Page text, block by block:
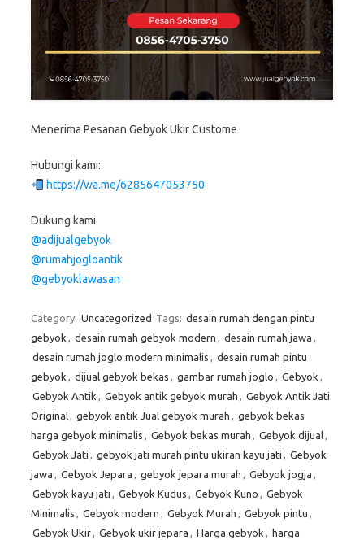
Menerima Pesanan Gebyok Ukir Custome
Hubungi kami:
https://wa.me/6285647053750
Dukung kami
@adijualgebyok
@rumahjogloantik
@gebyoklawasan
Category: Uncategorized Tags: desain rumah dengan pintu
gebyok , desain rumah gebyok modern , desain rumah jawa ,
desain rumah joglo modern minimalis , desain rumah pintu
gebyok , dijual gebyok bekas , gambar rumah joglo , Gebyok ,
Gebyok Antik , Gebyok antik gebyok murah , Gebyok Antik Jati
Original, gebyok antik Jual gebyok murah , gebyok bekas
harga gebyok minimalis , Gebyok bekas murah , Gebyok dijual,
Gebyok Jati , gebyok jati murah pintu ukiran kayu jati , Gebyok
jawa , Gebyok Jepara , gebyok jepara murah , Gebyok jogja ,
Gebyok kayu jati , Gebyok Kudus , Gebyok Kuno , Gebyok
Minimalis , Gebyok modern , Gebyok Murah , Gebyok pintu ,
Gebyok Ukir, Gebyok ukir jepara , Harga gebyok , harga